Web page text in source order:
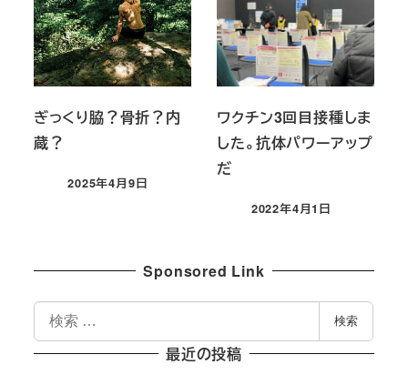
ぎっくり脇？骨折？内
蔵？
投稿日
2025年4月9日
ワクチン3回目接種しま
した。抗体パワーアップ
だ
投稿日
2022年4月1日
Sponsored Link
検
索
検索
最近の投稿